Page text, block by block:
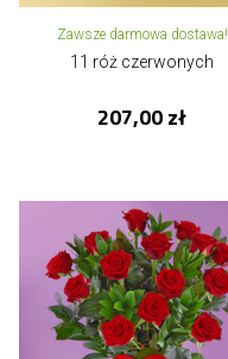
Zawsze darmowa dostawa!
11 róż czerwonych
207,00 zł